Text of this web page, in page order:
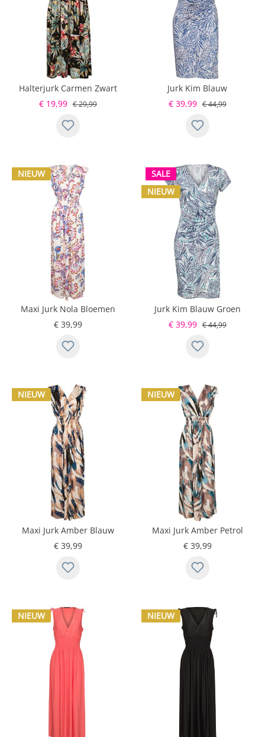
Halterjurk Carmen Zwart
€ 19,99 € 29,99
Jurk Kim Blauw
€ 39,99 € 44,99
NIEUW
Maxi Jurk Nola Bloemen
Ecru
€ 39,99
SALE
NIEUW
Jurk Kim Blauw Groen
€ 39,99 € 44,99
NIEUW
Maxi Jurk Amber Blauw
Goud
€ 39,99
NIEUW
Maxi Jurk Amber Petrol
Goud
€ 39,99
NIEUW NIEUW